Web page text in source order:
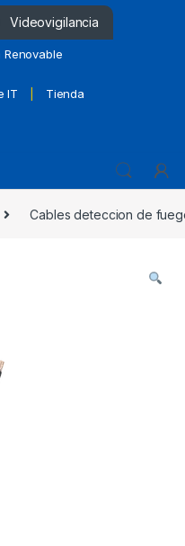
Videovigilancia
Renovable
IT Tienda
Cables deteccion de